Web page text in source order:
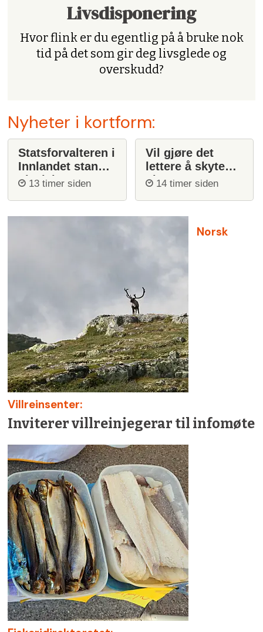
Livsdisponering
Hvor flink er du egentlig på å bruke nok
tid på det som gir deg livsglede og
overskudd?
Nyheter i kortform:
Statsforvalteren i
Innlandet stanser
ulvejakt
13 timer siden
Vil gjøre det
lettere å skyte
ulv14 timer siden
Norsk
Villreinsenter:
Inviterer villreinjegerar til infomøte